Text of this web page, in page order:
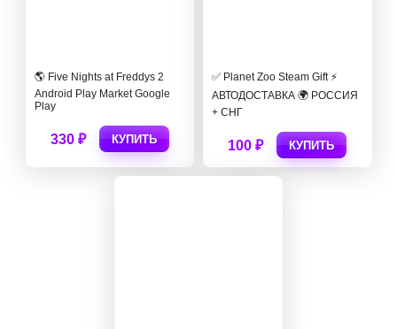
🌎 Five Nights at Freddys 2
Android Play Market Google
Play
330 ₽ КУПИТЬ
✅ Planet Zoo Steam Gift ⚡
АВТОДОСТАВКА 🌍 РОССИЯ
+ СНГ
100 ₽ КУПИТЬ